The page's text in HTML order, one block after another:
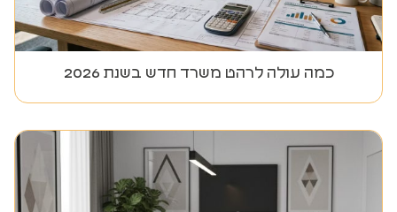
כמה עולה לרהט משרד חדש בשנת 2026